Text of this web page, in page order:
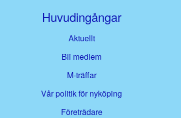
Huvudingångar
Aktuellt
Bli medlem
M-träffar
Vår politik för nyköping
Företrädare